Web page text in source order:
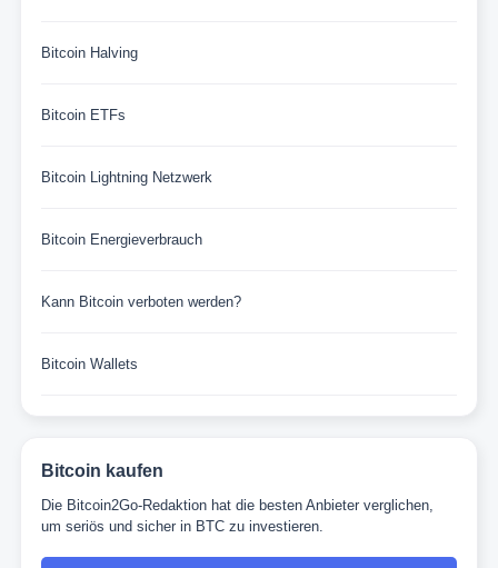
Bitcoin Halving
Bitcoin ETFs
Bitcoin Lightning Netzwerk
Bitcoin Energieverbrauch
Kann Bitcoin verboten werden?
Bitcoin Wallets
Bitcoin kaufen
Die Bitcoin2Go-Redaktion hat die besten Anbieter verglichen,
um seriös und sicher in BTC zu investieren.